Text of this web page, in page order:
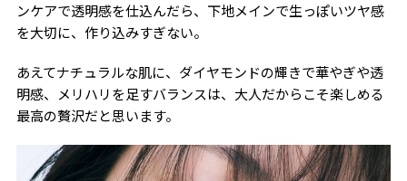
ンケアで透明感を仕込んだら、下地メインで生っぽいツヤ感
を大切に、作り込みすぎない。
あえてナチュラルな肌に、ダイヤモンドの輝きで華やぎや透
明感、メリハリを足すバランスは、大人だからこそ楽しめる
最高の贅沢だと思います。